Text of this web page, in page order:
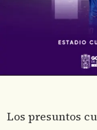
Los presuntos